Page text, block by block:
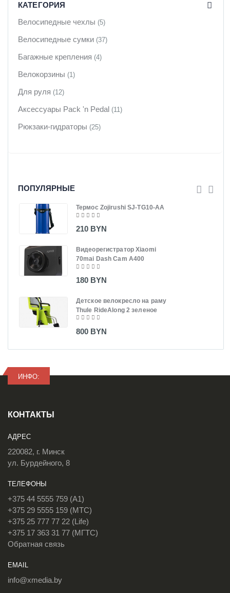
КАТЕГОРИЯ
Велосипедные чехлы (5)
Велосипедные сумки (37)
Багажные крепления (4)
Велокорзины (1)
Для руля (12)
Аксессуары Pack 'n Pedal (11)
Рюкзаки-гидраторы (25)
ПОПУЛЯРНЫЕ
Термос Zojirushi SJ-TG10-AA
210 BYN
Видеорегистратор Xiaomi
70mai Dash Cam A400
180 BYN
Детское велокресло на раму
Thule RideAlong 2 зеленое
800 BYN
ИНФО:
КОНТАКТЫ
АДРЕС
220082, г. Минск
ул. Бурдейного, 8
ТЕЛЕФОНЫ
+375 44 5555 759 (A1)
+375 29 5555 159 (МТС)
+375 25 777 77 22 (Life)
+375 17 363 31 77 (МГТС)
Обратная связь
EMAIL
info@xmedia.by